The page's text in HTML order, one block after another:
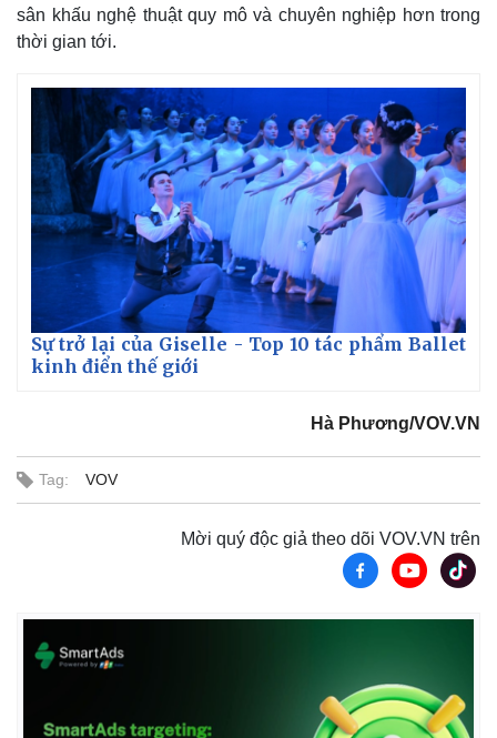
Bất động sản
Chứng khoán
sân khấu nghệ thuật quy mô và chuyên nghiệp hơn trong
thời gian tới.
Sự trở lại của Giselle - Top 10 tác phẩm Ballet
kinh điển thế giới
Hà Phương/VOV.VN
Tag: VOV
Mời quý độc giả theo dõi VOV.VN trên